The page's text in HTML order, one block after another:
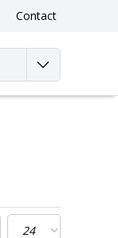
Contact
Inloggen